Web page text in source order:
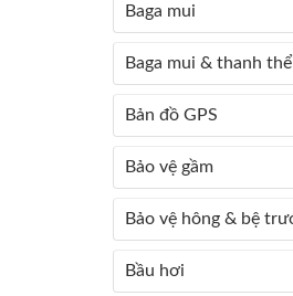
Baga mui
Baga mui & thanh
Bản đồ GPS
Bảo vệ gầm
Bảo vệ hông & bệ
Bầu hơi